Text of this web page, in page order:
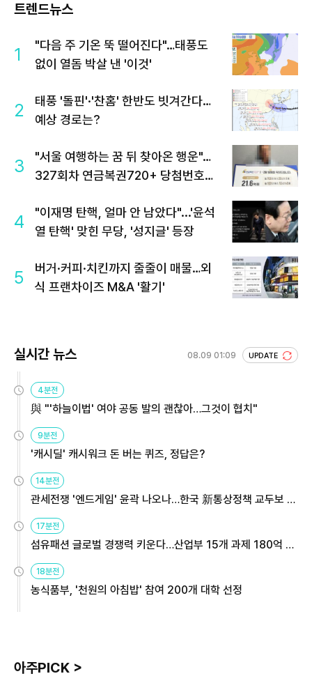
트렌드뉴스
1
"다음 주 기온 뚝 떨어진다"…태풍도
없이 열돔 박살 낸 '이것'
2
태풍 '돌핀'·'찬홈' 한반도 빗겨간다…
예상 경로는?
3
"서울 여행하는 꿈 뒤 찾아온 행운"…
327회차 연금복권720+ 당첨번호조
4
"이재명 탄핵, 얼마 안 남았다"...'윤석
열 탄핵' 맞힌 무당, '성지글' 등장
5
버거·커피·치킨까지 줄줄이 매물…외
식 프랜차이즈 M&A '활기'
실시간 뉴스 08.09 01:09 UPDATE
4분전
與 "'하늘이법' 여야 공동 발의 괜찮아…그것이 협치"
9분전
'캐시딜' 캐시워크 돈 버는 퀴즈, 정답은?
14분전
관세전쟁 '엔드게임' 윤곽 나오나…한국 新통상정책 교두보 활
용해야
17분전
섬유패션 글로벌 경쟁력 키운다…산업부 15개 과제 180억 지
원
18분전
농식품부, '천원의 아침밥' 참여 200개 대학 선정
아주PICK >